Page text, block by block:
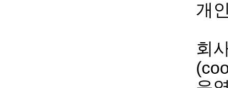
개
회